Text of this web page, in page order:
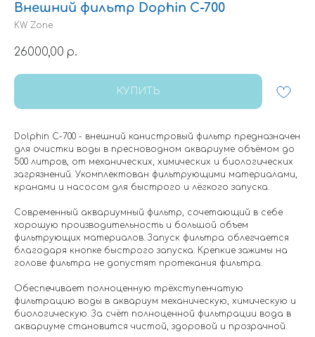
Внешний фильтр Dophin C-700
KW Zone
26000,00 р.
КУПИТЬ
Dolphin C-700 - внешний канистровый фильтр предназначен
для очистки воды в пресноводном аквариуме объёмом до
500 литров, от механических, химических и биологических
загрязнений. Укомплектован фильтрующими материалами,
кранами и насосом для быстрого и лёгкого запуска.
Современный аквариумный фильтр, сочетающий в себе
хорошую производительность и большой объем
фильтрующих материалов. Запуск фильтра облегчается
благодаря кнопке быстрого запуска. Крепкие зажимы на
голове фильтра не допустят протекания фильтра.
Обеспечивает полноценную трёхступенчатую
фильтрацию воды в аквариум механическую, химическую и
биологическую. За счёт полноценной фильтрации вода в
аквариуме становится чистой, здоровой и прозрачной.